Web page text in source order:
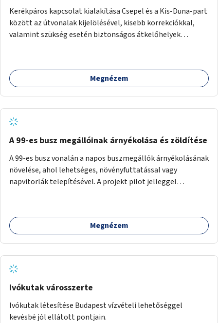
Kerékpáros kapcsolat kialakítása Csepel és a Kis-Duna-part
között az útvonalak kijelölésével, kisebb korrekciókkal,
valamint szükség esetén biztonságos átkelőhelyek
Megnézem
A 99-es busz megállóinak árnyékolása és zöldítése
A 99-es busz vonalán a napos buszmegállók árnyékolásának
növelése, ahol lehetséges, növényfuttatással vagy
napvitorlák telepítésével. A projekt pilot jelleggel
Megnézem
Ivókutak városszerte
Ivókutak létesítése Budapest vízvételi lehetőséggel
kevésbé jól ellátott pontjain.